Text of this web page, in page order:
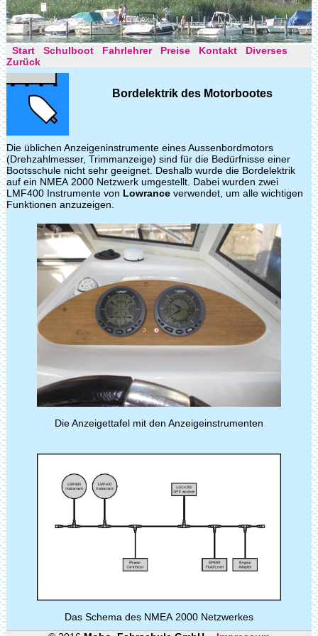
Start Schulboot Fahrlehrer Preise Kontakt
Diverses
Zurück
Bordelektrik des Motorbootes
Die üblichen Anzeigeninstrumente eines Aussenbordmotors
(Drehzahlmesser, Trimmanzeige) sind für die Bedürfnisse einer
Bootsschule nicht sehr geeignet. Deshalb wurde die Bordelektrik
auf ein NMEA 2000 Netzwerk umgestellt. Dabei wurden zwei
LMF400 Instrumente von Lowrance verwendet, um alle wichtigen
Funktionen anzuzeigen.
Die Anzeigettafel mit den Anzeigeinstrumenten
Das Schema des NMEA 2000 Netzwerkes